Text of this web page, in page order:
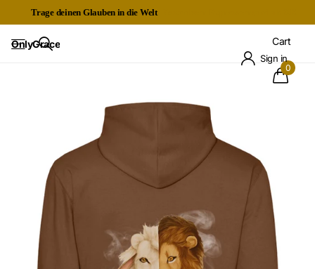
Trage deinen Glauben in die Welt
OnlyGrace
Sign in
Cart
0